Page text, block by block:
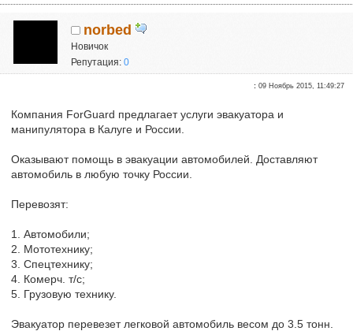
norbed
Новичок
Репутация:0
:09 Ноябрь 2015, 11:49:27
Компания ForGuard предлагает услуги эвакуатора и
манипулятора в Калуге и России.
Оказывают помощь в эвакуации автомобилей. Доставляют
автомобиль в любую точку России.
Перевозят:
1. Автомобили;
2. Мототехнику;
3. Спецтехнику;
4. Комерч. т/c;
5. Грузовую технику.
Эвакуатор перевезет легковой автомобиль весом до 3.5 тонн.